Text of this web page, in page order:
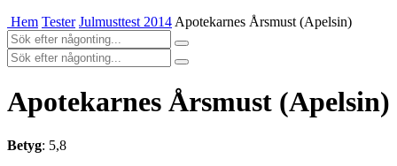
Hem Tester Julmusttest 2014 Apotekarnes Årsmust (Apelsin)
Apotekarnes Årsmust (Apelsin)
Betyg: 5,8